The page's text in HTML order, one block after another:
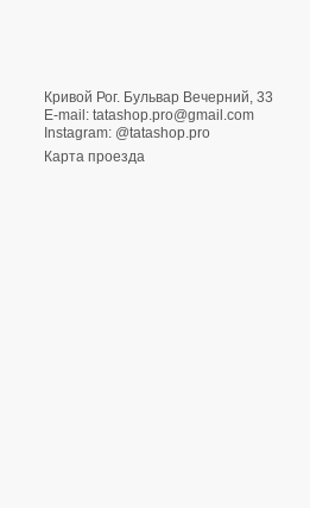
Кривой Рог. Бульвар Вечерний, 33
E-mail: tatashop.pro@gmail.com
Instagram: @tatashop.pro
Карта проезда